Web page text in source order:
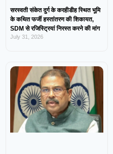
सरस्वती संकेत दुर्ग के करहीडीह स्थित भूमि
के कथित फर्जी हस्तांतरण की शिकायत,
SDM से रजिस्ट्रियां निरस्त करने की मांग
July 31, 2026